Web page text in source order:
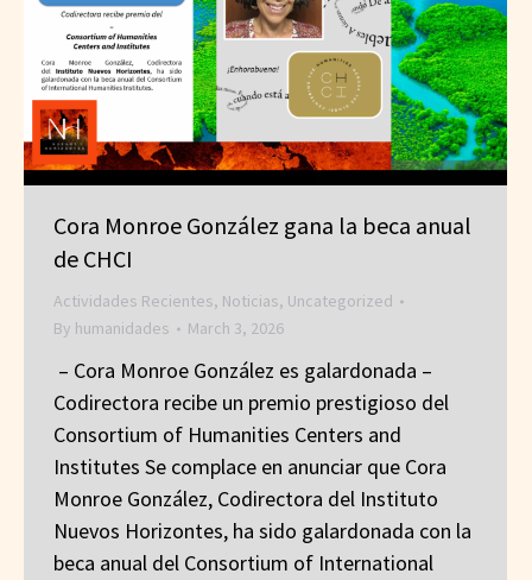
Cora Monroe González gana la beca anual
de CHCI
Actividades Recientes, Noticias, Uncategorized
By humanidades March 3, 2026
– Cora Monroe González es galardonada –
Codirectora recibe un premio prestigioso del
Consortium of Humanities Centers and
Institutes Se complace en anunciar que Cora
Monroe González, Codirectora del Instituto
Nuevos Horizontes, ha sido galardonada con la
beca anual del Consortium of International